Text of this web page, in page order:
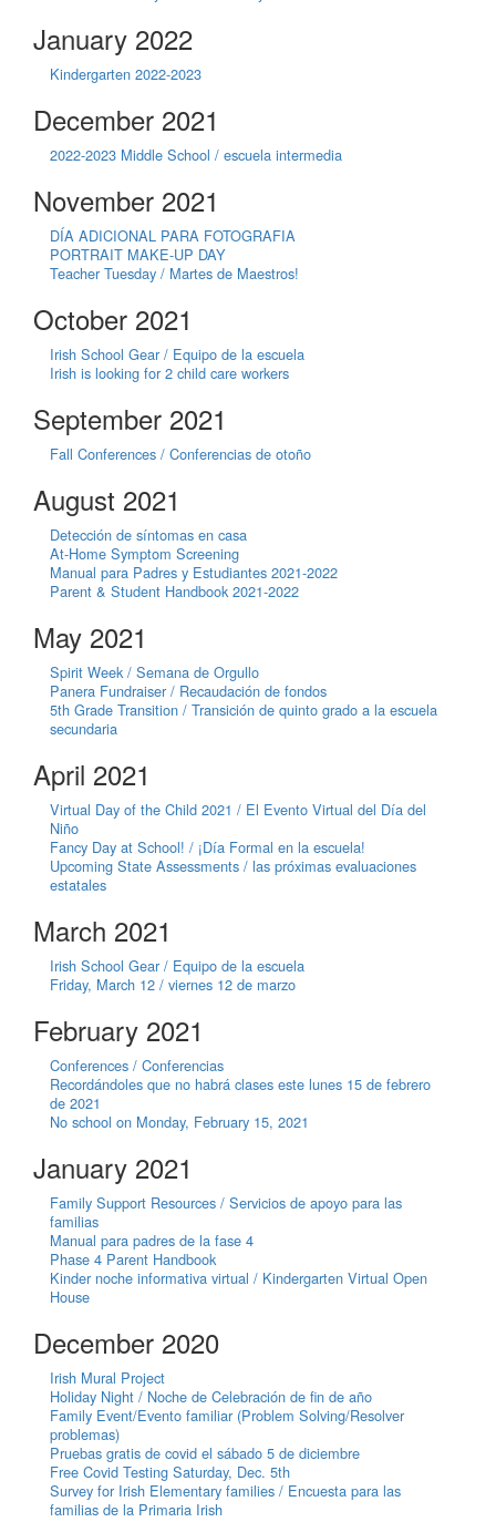
January 2022
Kindergarten 2022-2023
December 2021
2022-2023 Middle School / escuela intermedia
November 2021
DÍA ADICIONAL PARA FOTOGRAFIA
PORTRAIT MAKE-UP DAY
Teacher Tuesday / Martes de Maestros!
October 2021
Irish School Gear / Equipo de la escuela
Irish is looking for 2 child care workers
September 2021
Fall Conferences / Conferencias de otoño
August 2021
Detección de síntomas en casa
At-Home Symptom Screening
Manual para Padres y Estudiantes 2021-2022
Parent & Student Handbook 2021-2022
May 2021
Spirit Week / Semana de Orgullo
Panera Fundraiser / Recaudación de fondos
5th Grade Transition / Transición de quinto grado a la escuela
secundaria
April 2021
Virtual Day of the Child 2021 / El Evento Virtual del Día del
Niño
Fancy Day at School! / ¡Día Formal en la escuela!
Upcoming State Assessments / las próximas evaluaciones
estatales
March 2021
Irish School Gear / Equipo de la escuela
Friday, March 12 / viernes 12 de marzo
February 2021
Conferences / Conferencias
Recordándoles que no habrá clases este lunes 15 de febrero
de 2021
No school on Monday, February 15, 2021
January 2021
Family Support Resources / Servicios de apoyo para las
familias
Manual para padres de la fase 4
Phase 4 Parent Handbook
Kinder noche informativa virtual / Kindergarten Virtual Open
House
December 2020
Irish Mural Project
Holiday Night / Noche de Celebración de fin de año
Family Event/Evento familiar (Problem Solving/Resolver
problemas)
Pruebas gratis de covid el sábado 5 de diciembre
Free Covid Testing Saturday, Dec. 5th
Survey for Irish Elementary families / Encuesta para las
familias de la Primaria Irish